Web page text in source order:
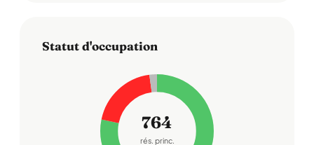
Statut d'occupation
764
rés. princ.